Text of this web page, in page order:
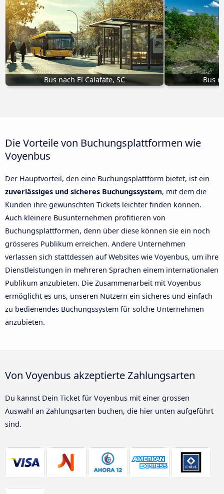
Bus nach El Calafate, SC Bus
Die Vorteile von Buchungsplattformen wie
Voyenbus
Der Hauptvorteil, den eine Buchungsplattform bietet, ist ein
zuverlässiges und sicheres Buchungssystem, mit dem die
Kunden ihre gewünschten Tickets leichter finden können.
Auch kleinere Busunternehmen profitieren von
Buchungsplattformen, denn über diese können sie ein noch
grösseres Publikum erreichen. Andere Unternehmen
verlassen sich stattdessen auf Websites wie Voyenbus, um ihre
Dienstleistungen in mehreren Sprachen einem internationalen
Publikum anzubieten. Die Zusammenarbeit mit Voyenbus
ermöglicht es uns, unseren Nutzern ein sicheres und einfach
zu bedienendes Buchungssystem für solche Unternehmen
anzubieten.
Von Voyenbus akzeptierte Zahlungsarten
Du kannst Dein Ticket für Voyenbus mit einer grossen
Auswahl an Zahlungsarten buchen, die hier unten aufgeführt
sind.